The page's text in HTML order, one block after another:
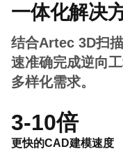
一体化解决
结合Artec 3D扫
速准确完成逆向
多样化需求。
3-10倍
更快的CAD建模速度